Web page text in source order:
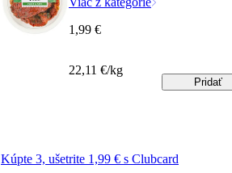
Kúpte 3, ušetrite 1,99 € s Clubcard
1,99 €
22,11 €/kg
Pridať